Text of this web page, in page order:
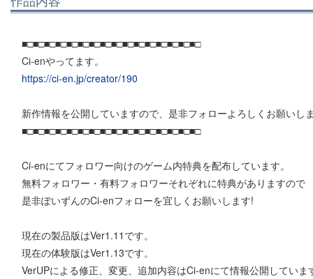
■□■□■□■□■□■□■□■□■□■□■□■□■□■□■□■□
Ci-enやってます。
https://ci-en.jp/creator/190
新作情報を公開していますので、是非フォローよろしくお願いし
■□■□■□■□■□■□■□■□■□■□■□■□■□■□■□■□
Ci-enにてフォロワー向けのゲーム内特典を配布しています。
無料フォロワー・有料フォロワーそれぞれに特典がありますので
是非ぽいずんのCi-enフォローを宜しくお願いします!
現在の製品版はVer1.11です。
現在の体験版はVer1.13です。
VerUPによる修正、変更、追加内容はCi-enにて情報公開していま